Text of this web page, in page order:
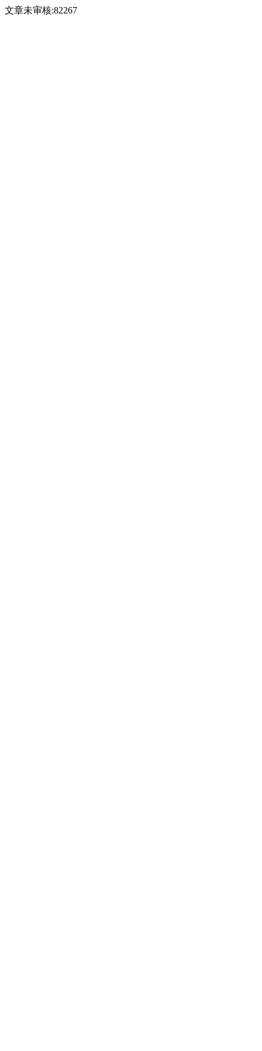
文章未审核:82267